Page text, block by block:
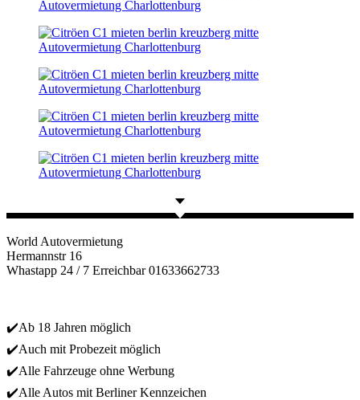
World Autovermietung
Hermannstr 16
Whastapp 24 / 7 Erreichbar 01633662733
✔️Ab 18 Jahren möglich
✔️Auch mit Probezeit möglich
✔️Alle Fahrzeuge ohne Werbung
✔️Alle Autos mit Berliner Kennzeichen